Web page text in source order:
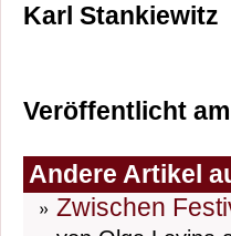
Karl Stankiewitz
Veröffentlicht
Andere Artikel
Zwischen